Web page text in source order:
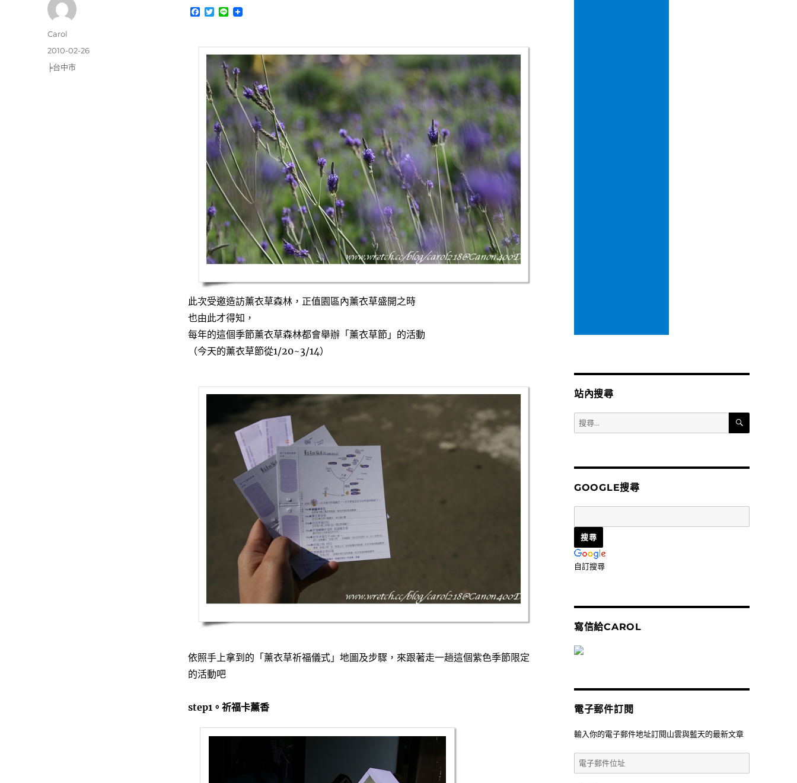
F
b
T
t
L
此次受邀造訪薰衣草森林，正值園區內薰衣草盛開之時
也由此才得知，
每年的這個季節薰衣草森林都會舉辦「薰衣草節」的活動
（今天的薰衣草節從1/20~3/14）
依照手上拿到的「薰衣草祈福儀式」地圖及步驟，來跟著走一趟這個紫色季節限定
的活動吧
step1。祈福卡薰香
作
者
Carol
發
佈
日
2010-02-26
分
╞台中市
站內搜尋
搜
尋
字:
搜
GOOGLE搜尋
自訂搜尋
寫信給CAROL
電子郵件訂閱
輸入你的電子郵件地址訂閱山雲與藍天的最新文章
電
子